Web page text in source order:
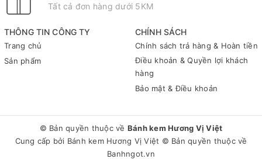
THÔNG TIN CÔNG TY
Trang chủ
Sản phẩm
CHÍNH SÁCH
Chính sách trả hàng & Hoàn tiền
Điều khoản & Quyền lợi khách
hàng
Bảo mật & Điều khoản
Tất cả đơn hàng dưới 5KM
© Bản quyền thuộc về Bánh kem Hương Vị Việt
Cung cấp bởi Bánh kem Hương Vị Việt © Bản quyền thuộc về
Banhngot.vn